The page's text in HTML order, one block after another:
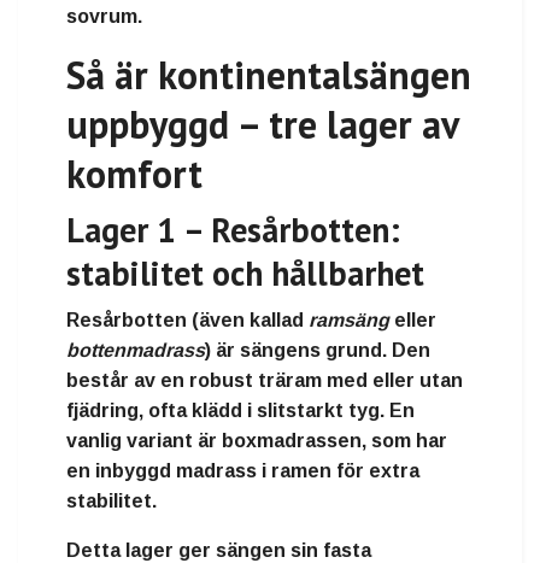
sovrum.
Så är kontinentalsängen
uppbyggd – tre lager av
komfort
Lager 1 – Resårbotten:
stabilitet och hållbarhet
Resårbotten (även kallad ramsäng eller
bottenmadrass) är sängens grund. Den
består av en robust träram med eller utan
fjädring, ofta klädd i slitstarkt tyg. En
vanlig variant är boxmadrassen, som har
en inbyggd madrass i ramen för extra
stabilitet.
Detta lager ger sängen sin fasta